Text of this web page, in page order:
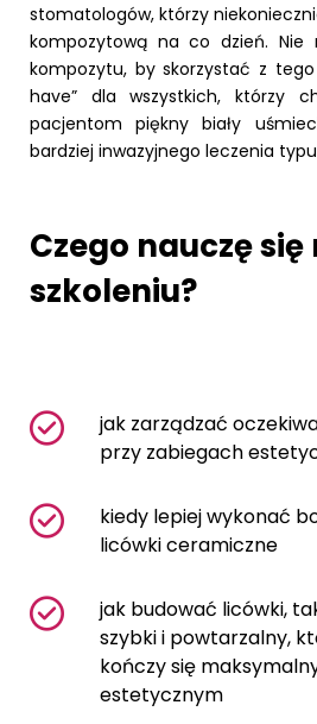
stomatologów, którzy
kompozytową na co dzień. Nie
kompozytu, by skorzystać z tego
have” dla wszystkich, którzy
pacjentom piękny biały
bardziej inwazyjnego leczenia
Czego nauczę się
szkoleniu?
jak zarządzać
przy zabiegach
kiedy lepiej wykonać
licówki ceramiczne
jak budować licówki,
szybki i powtarzalny,
kończy się
estetycznym